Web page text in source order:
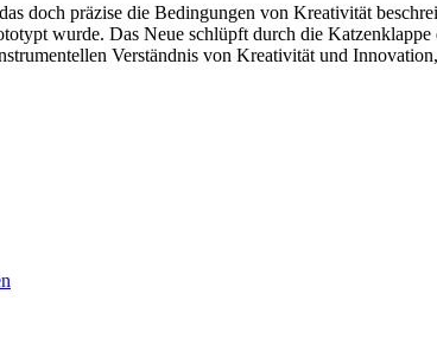
doch präzise die Bedingungen von Kreativität
wurde. Das Neue schlüpft durch die
Verständnis von Kreativität und